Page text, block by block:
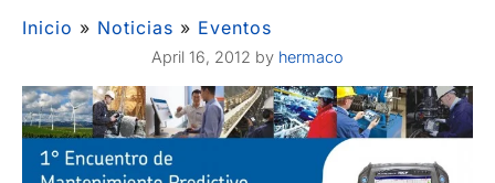
Inicio » Noticias » Eventos
April 16, 2012 by hermaco